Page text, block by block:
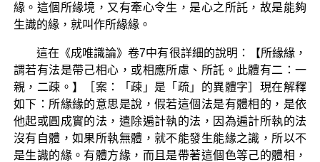
緣。這個所緣境，又有牽心令生，是心之所託，故是能夠
生識的緣，就叫作所緣緣。
這在《成唯識論》卷7中有很詳細的說明：【所緣緣，
謂若有法是帶己相心，或相應所慮、所託。此體有二：一
親，二疎。】［案：「疎」是「疏」的異體字］現在解釋
如下：所緣緣的意思是說，假若這個法是有體相的，是依
他起或圓成實的法，遣除遍計執的法，因為遍計所執的法
沒有自體，如果所執無體，就不能發生能緣之識，所以不
是生識的緣。有體方緣，而且是帶著這個色等己的體相，